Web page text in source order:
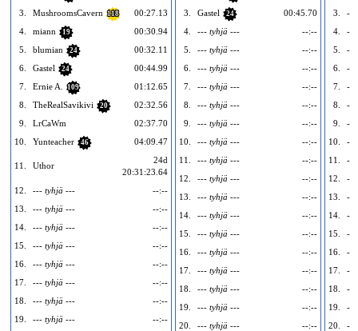
3.
MushroomsCavern 118
00:27.13
4.
miann 19
00:30.94
5.
blumian 24
00:32.11
6.
Gastel 24
00:44.99
7.
Ernie A. 109
01:12.65
8.
TheRealSavikivi 20
02:32.56
9.
LrCaWm
02:37.70
10.
Yunteacher 46 04:09.47
11. Uthor
24d
20:31:23.64
12.
--- tyhjä ---
--:--
13.
--- tyhjä ---
--:--
14.
--- tyhjä ---
--:--
15.
--- tyhjä ---
--:--
16.
--- tyhjä ---
--:--
17.
--- tyhjä ---
--:--
18.
--- tyhjä ---
--:--
19.
--- tyhjä ---
--:--
3.
Gastel 24
00:45.70
4.
--- tyhjä ---
--:--
5.
--- tyhjä ---
--:--
6.
--- tyhjä ---
--:--
7.
--- tyhjä ---
--:--
8.
--- tyhjä ---
--:--
9.
--- tyhjä ---
--:--
10.
--- tyhjä ---
--:--
11.
--- tyhjä ---
--:--
12.
--- tyhjä ---
--:--
13.
--- tyhjä ---
--:--
14.
--- tyhjä ---
--:--
15.
--- tyhjä ---
--:--
16.
--- tyhjä ---
--:--
17.
--- tyhjä ---
--:--
18.
--- tyhjä ---
--:--
19.
--- tyhjä ---
--:--
20.
--- tyhjä --- --:--
3.
---
4.
---
5.
---
6.
---
7.
---
8.
---
9.
---
10.
---
11.
---
12.
---
13.
---
14.
---
15.
---
16.
---
17.
---
18.
---
19.
---
20.
---